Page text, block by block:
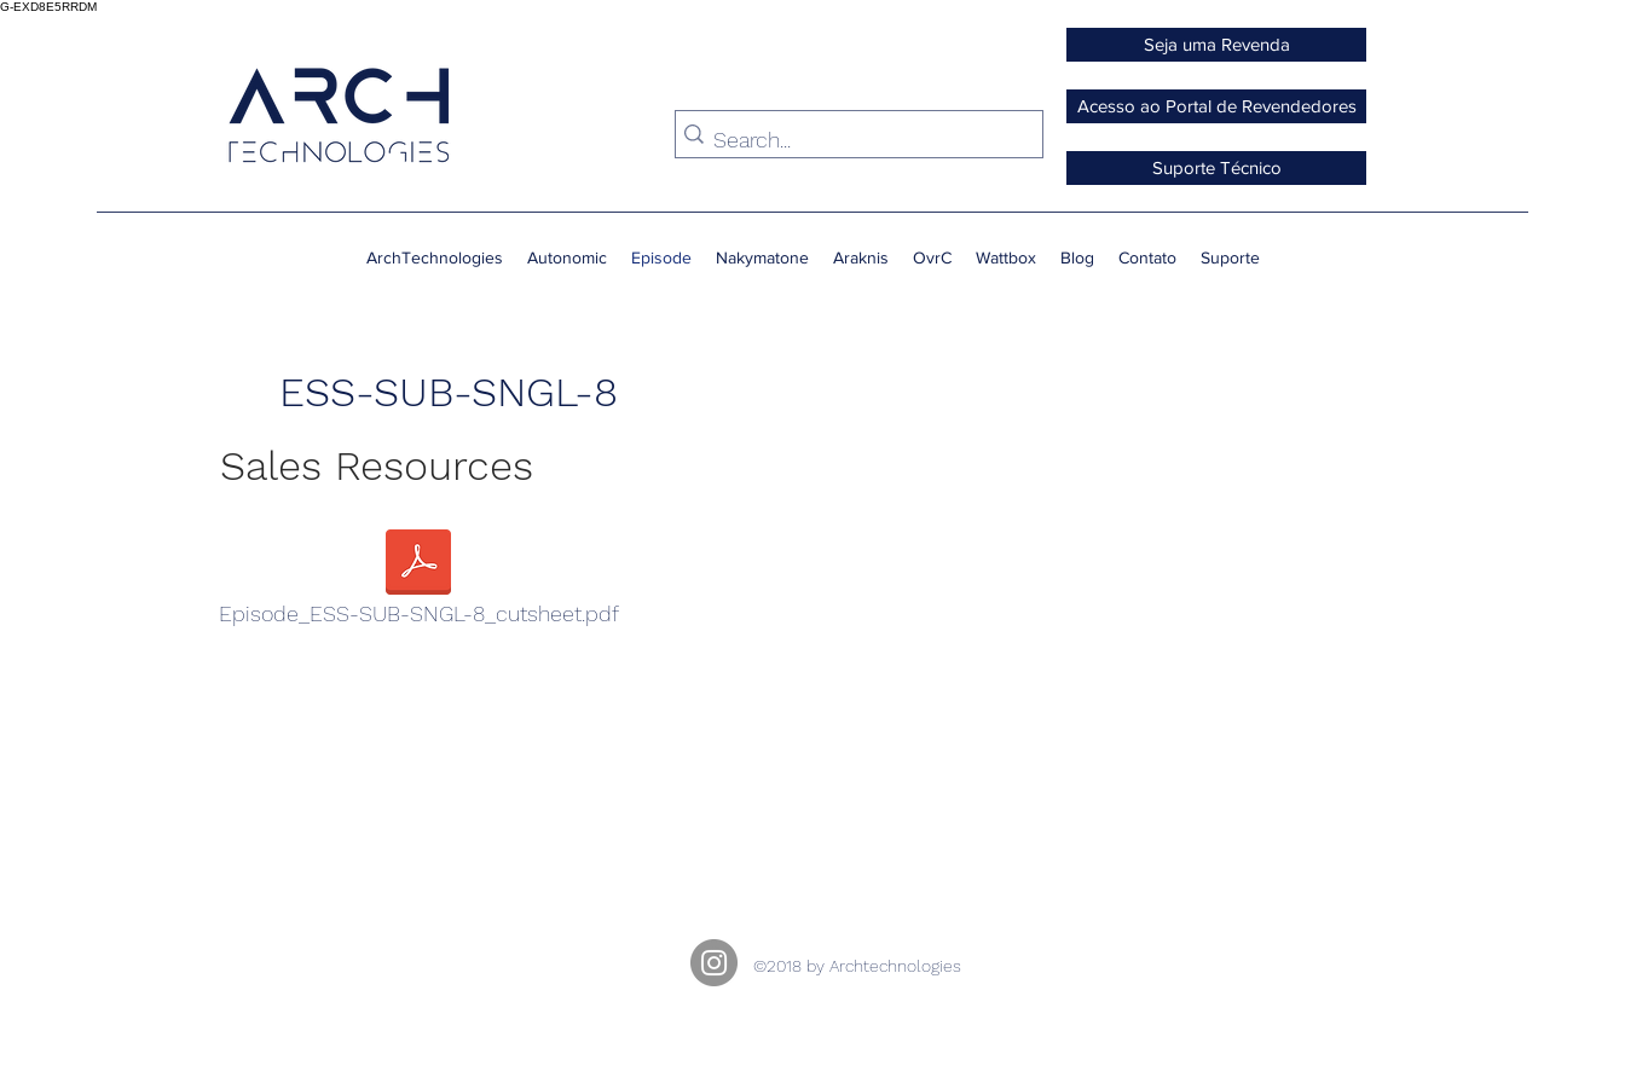
G-EXD8E5RRDM
Seja uma Revenda
Acesso ao Portal de Revendedores
Suporte Técnico
ArchTechnologies Autonomic Episode Nakymatone Araknis OvrC Wattbox Blog Contato Suporte
ESS-SUB-SNGL-8
Sales Resources
Episode_ESS-SUB-SNGL-8_cutsheet.pdf
©2018 by Archtechnologies